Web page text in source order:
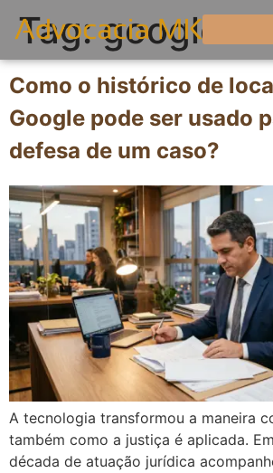
Tag:google
Como o histórico de
Google pode ser usado
defesa de um caso?
A tecnologia transformou a maneira
também como a justiça é aplicada.
década de atuação jurídica